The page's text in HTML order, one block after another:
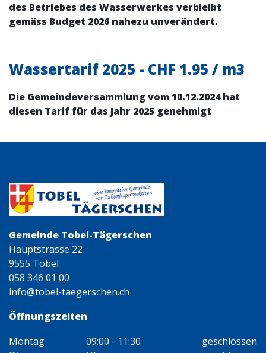
des Betriebes des Wasserwerkes verbleibt
gemäss Budget 2026 nahezu unverändert.
Wassertarif 2025 - CHF 1.95 / m3
Die Gemeindeversammlung vom 10.12.2024 hat
diesen Tarif für das Jahr 2025 genehmigt
Öffnungszeiten
Gemeinde Tobel-Tägerschen
Hauptstrasse 22
9555 Tobel
058 346 01 00
info@tobel-taegerschen.ch
Montag
09:00 - 11:30
geschlossen